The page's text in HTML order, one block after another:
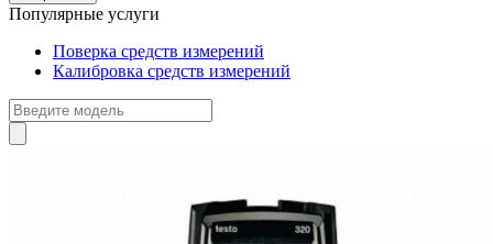
Популярные услуги
Поверка средств измерений
Калибровка средств измерений